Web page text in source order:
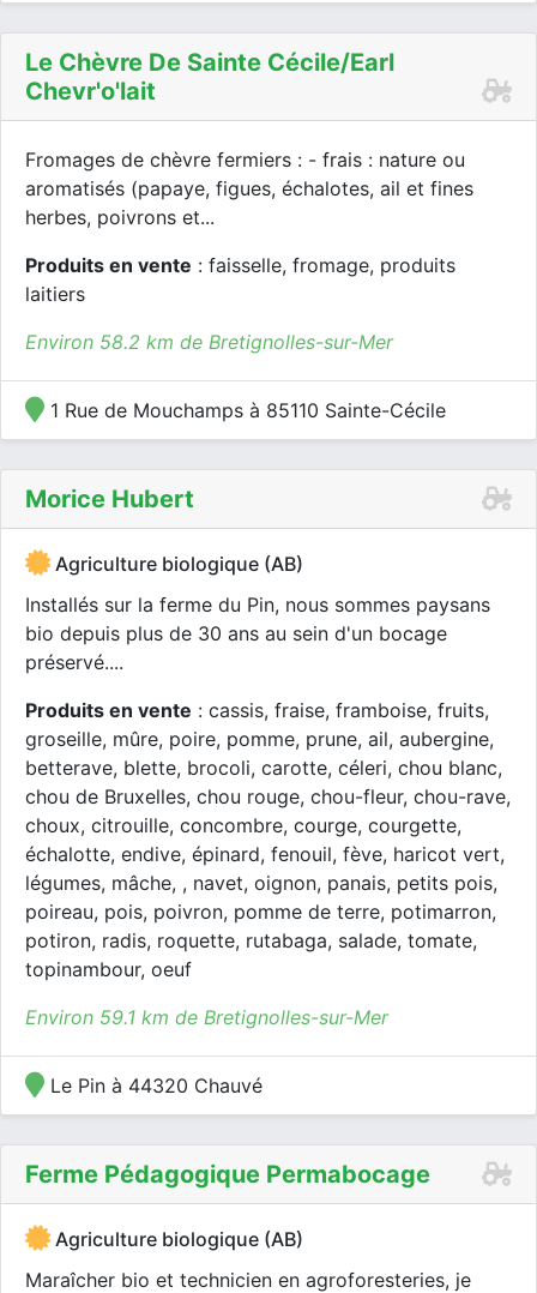
Le Chèvre De Sainte Cécile/earl
Chevr'o'lait
Fromages de chèvre fermiers : - frais : nature ou
aromatisés (papaye, figues, échalotes, ail et fines
herbes, poivrons et...
Produits en vente : faisselle, fromage, produits
laitiers
Environ 58.2 km de Bretignolles-sur-Mer
1 Rue de Mouchamps à 85110 Sainte-Cécile
Morice Hubert
Agriculture biologique (AB)
Installés sur la ferme du Pin, nous sommes paysans
bio depuis plus de 30 ans au sein d'un bocage
préservé....
Produits en vente : cassis, fraise, framboise, fruits,
groseille, mûre, poire, pomme, prune, ail, aubergine,
betterave, blette, brocoli, carotte, céleri, chou blanc,
chou de Bruxelles, chou rouge, chou-fleur, chou-rave,
choux, citrouille, concombre, courge, courgette,
échalotte, endive, épinard, fenouil, fève, haricot vert,
légumes, mâche, , navet, oignon, panais, petits pois,
poireau, pois, poivron, pomme de terre, potimarron,
potiron, radis, roquette, rutabaga, salade, tomate,
topinambour, oeuf
Environ 59.1 km de Bretignolles-sur-Mer
Le Pin à 44320 Chauvé
Ferme Pédagogique Permabocage
Agriculture biologique (AB)
Maraîcher bio et technicien en agroforesteries, je